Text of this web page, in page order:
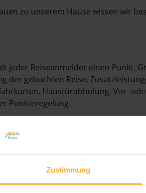
Zustimmung
zu unserem Hause wissen wir
jeder Reiseanmelder einen Punkt.
der gebuchten Reise.
Haustürabholung, Vor-
Punkteregelung.
€, 50 Punkte 100 €, 75 Punkte 150 €,
Guthaben bei der Buchung Ihrer
Reisepreisreduzierung sichern.
eine Sonderprämie in Höhe von 250